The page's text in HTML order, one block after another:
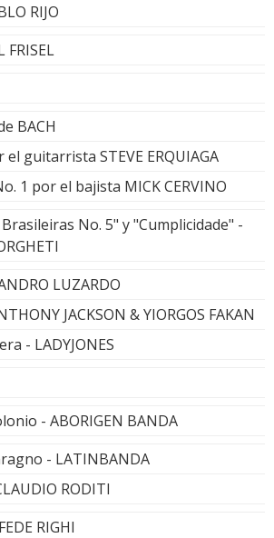
RIJO
FRISEL
BACH
guitarrista STEVE ERQUIAGA
1 por el bajista MICK CERVINO
No. 5" y "Cumplicidade" -
LUZARDO
JACKSON & YIORGOS FAKAN
- LADYJONES
- ABORIGEN BANDA
- LATINBANDA
RODITI
RIGHI